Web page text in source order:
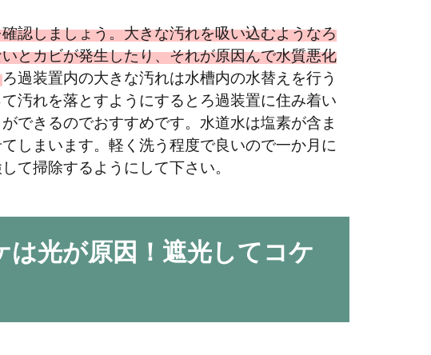
たない原因と枯れる理由 改善策ともっと元気に育
ム初心者がまず一番につまずく水草飼育。上手く育たなかったり、枯
たりと理由もわ...
い水草代表「アナカリス」の植え方、特徴、アレン
ばアナカリスという印象が強いほど水槽飼育を行なっている方ならご
認しましょう。大きな汚れを吸い込むようなろ
とカビが発生したり、それが原因んで水質悪化
ろ過装置内の大きな汚れは水槽内の水替えを行う
汚れを落とすようにするとろ過装置に住み着い
できるのでおすすめです。水道水は塩素が含ま
しまいます。軽く洗う程度で良いので一か月に
て掃除するようにして下さい。
光が原因！遮光してコケ